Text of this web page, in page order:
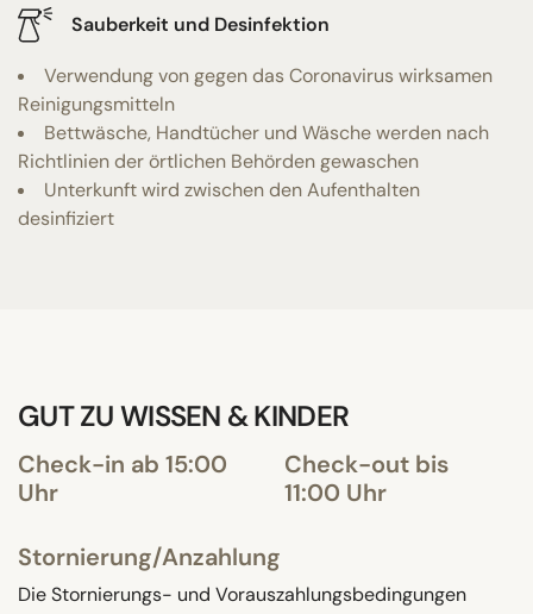
Sauberkeit und Desinfektion
Verwendung von gegen das Coronavirus wirksamen
Reinigungsmitteln
Bettwäsche, Handtücher und Wäsche werden nach
Richtlinien der örtlichen Behörden gewaschen
Unterkunft wird zwischen den Aufenthalten
desinfiziert
GUT ZU WISSEN & KINDER
Check-in ab 15:00
Uhr
Check-out bis
11:00 Uhr
Stornierung/Anzahlung
Die Stornierungs- und Vorauszahlungsbedingungen